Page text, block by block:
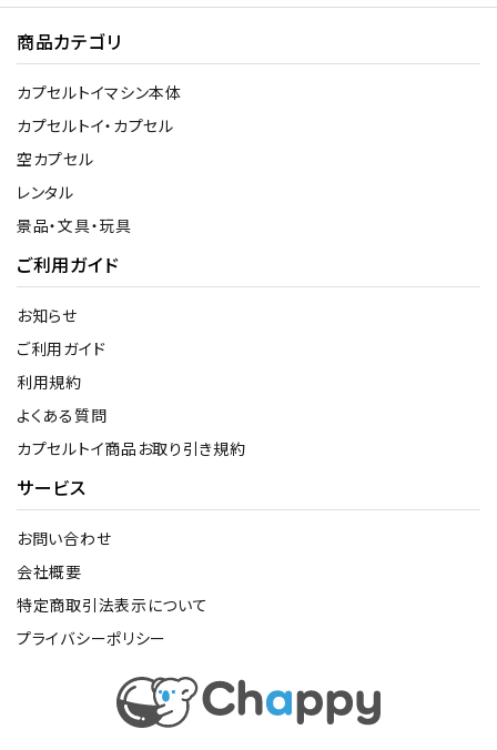
商品カテゴリ
カプセルトイマシン本体
カプセルトイ・カプセル
空カプセル
レンタル
景品・文具・玩具
ご利用ガイド
お知らせ
ご利用ガイド
利用規約
よくある質問
カプセルトイ商品お取り引き規約
サービス
お問い合わせ
会社概要
特定商取引法表示について
プライバシーポリシー